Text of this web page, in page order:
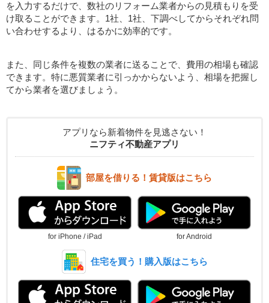
を入力するだけで、数社のリフォーム業者からの見積もりを受
け取ることができます。1社、1社、下調べしてからそれぞれ問
い合わせするより、はるかに効率的です。
また、同じ条件を複数の業者に送ることで、費用の相場も確認
できます。特に悪質業者に引っかからないよう、相場を把握し
てから業者を選びましょう。
アプリなら新着物件を見逃さない！
ニフティ不動産アプリ
部屋を借りる！賃貸版はこちら
for iPhone / iPad for Android
住宅を買う！購入版はこちら